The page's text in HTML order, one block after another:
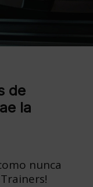
de
la
nunca